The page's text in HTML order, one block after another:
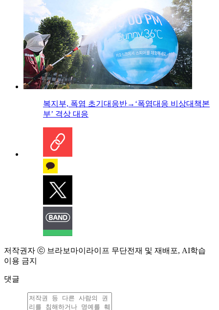
복지부, 폭염 초기대응반→‘폭염대응 비상대책본
부’ 격상 대응
저작권자 ⓒ 브라보마이라이프 무단전재 및 재배포, AI학습
이용 금지
댓글